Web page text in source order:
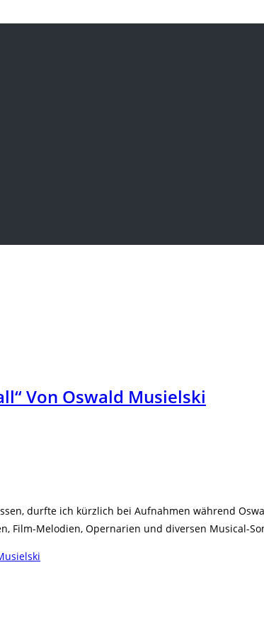
Von Oswald Musielski
durfte ich kürzlich bei Aufnahmen während
Film-Melodien, Opernarien und diversen Musical-